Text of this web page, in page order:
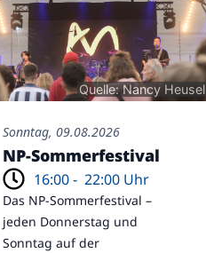
Quelle: Nancy Heusel
Sonntag, 09.08.2026
NP-Sommerfestival
16:00 - 22:00 Uhr
Das NP-Sommerfestival –
jeden Donnerstag und
Sonntag auf der